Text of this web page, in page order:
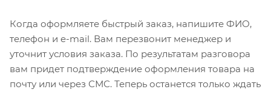
Когда оформляете быстрый заказ, напишите ФИО,
телефон и e-mail. Вам перезвонит менеджер и
уточнит условия заказа. По результатам разговора
вам придет подтверждение оформления товара на
почту или через СМС. Теперь останется только ждать